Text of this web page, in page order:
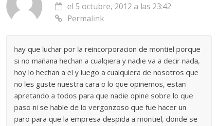
el 5 octubre, 2012 a las 23:42
Permalink
hay que luchar por la reincorporacion de montiel porque
si no mañana hechan a cualqiera y nadie va a decir nada,
hoy lo hechan a el y luego a cualquiera de nosotros que
no les guste nuestra cara o lo que opinemos, estan
apretando a todos para que nadie opine sobre lo que
paso ni se hable de lo vergonzoso que fue hacer un
paro para que la empresa despida a montiel, donde se